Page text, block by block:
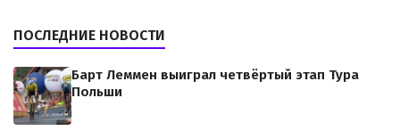
ПОСЛЕДНИЕ НОВОСТИ
Барт Леммен выиграл четвёртый этап Тура
Польши